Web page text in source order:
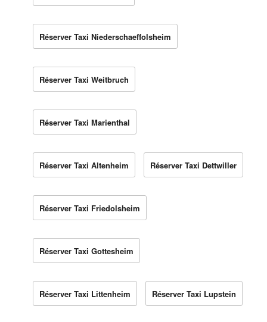
Réserver Taxi Niederschaeffolsheim
Réserver Taxi Weitbruch
Réserver Taxi Marienthal
Réserver Taxi Altenheim Réserver Taxi Dettwiller
Réserver Taxi Friedolsheim
Réserver Taxi Gottesheim
Réserver Taxi Littenheim Réserver Taxi Lupstein